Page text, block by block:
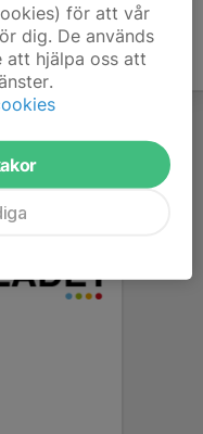
för att vår
dig. De används
att hjälpa oss att